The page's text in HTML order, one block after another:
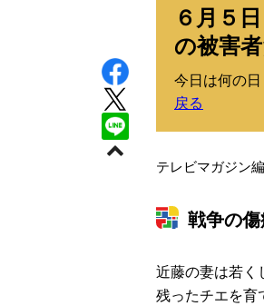
６月５
の被害
今日は何の
戻る
テレビマガジン
戦争の
近藤の妻は若く
残ったチエを育